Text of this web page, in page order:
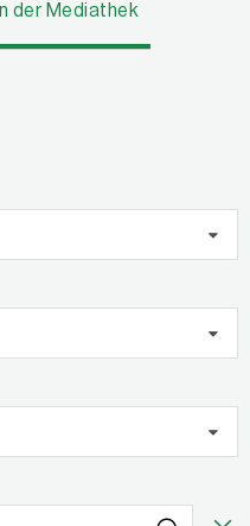
In der Mediathek